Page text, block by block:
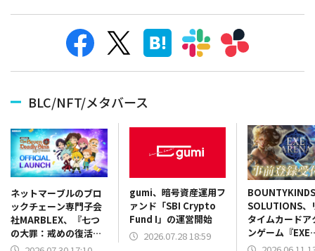
BLC/NFT/メタバース
ネットマーブルのブロ
ックチェーン専門子会
社MARBLEX、『七つ
の大罪：戒めの復活
NFT』を正式リリース
gumi、暗号資産運用フ
ァンド「SBI Crypto
Fund I」の運営開始
2026.07.28 18:59
BOUNTYKINDS
SOLUTIONS、
タイムカードア
ンゲーム『EXE
ARENA』が事